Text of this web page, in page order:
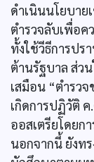
ดำเนินนโยบาย
ตำรวจลับเพื่อค
ทั้งใช้วีธีการป
ต้านรัฐบาล ส่ว
เสมือน “ตำรวจ
เกิดการปฏิวัติ
ออสเตรียโดยก
นอกจากนี้ ยังท